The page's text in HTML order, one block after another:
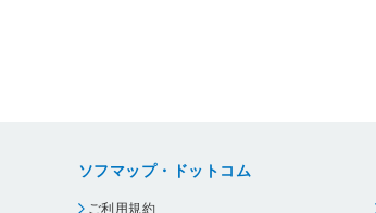
ソフマップ・ドットコム
ご利用規約